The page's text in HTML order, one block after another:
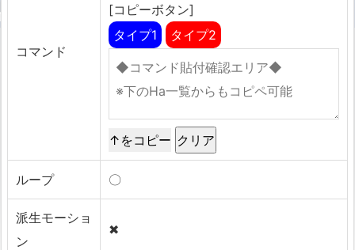
コマンド
[コピーボタン]
タイプ1
タイプ2
↑をコピー
ループ 〇
派生モーショ
ン
✖